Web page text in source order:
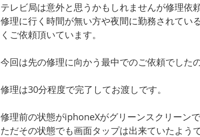
テレビ局は意外と思うかもしれませんが修理依
修理に行く時間が無い方や夜間に勤務されてい
くご依頼頂いています。
今回は先の修理に向かう最中でのご依頼でした
修理は30分程度で完了してお渡しです。
修理前の状態がiphoneXがグリーンスクリーン
ただその状態でも画面タップは出来ていたよう